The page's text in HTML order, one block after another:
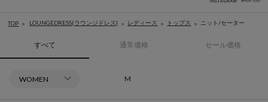
TOP LOUNGEDRESS(ラウンジドレス) レディース トップス ニット/セーター
すべて 通常価格 セール価格
M